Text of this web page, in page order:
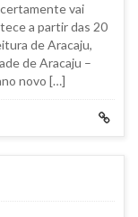
vai
a partir das 20
de Aracaju,
de Aracaju –
novo […]